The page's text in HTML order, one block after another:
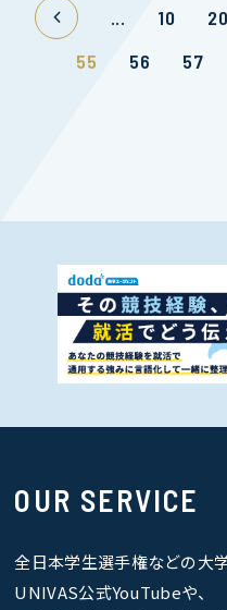
... 10 20
55
56 57
OUR SERVICE
全日本学生選手権などの大
UNIVAS公式YouTubeや、